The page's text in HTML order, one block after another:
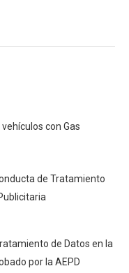
con Gas
de Tratamiento
de Datos en la
por la AEPD